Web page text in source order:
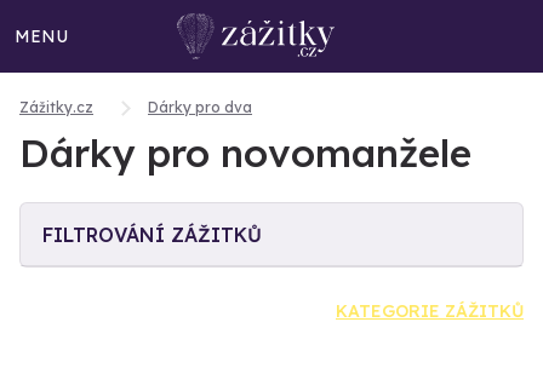
MENU
Zážitky.cz Dárky pro dva
Dárky pro novomanžele
FILTROVÁNÍ ZÁŽITKŮ
KATEGORIE ZÁŽITKŮ